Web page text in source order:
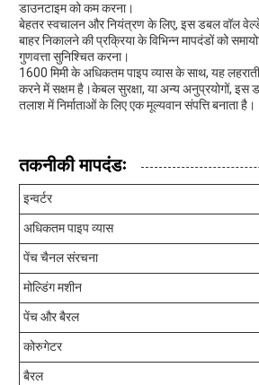
डाउनटाइम को कम करना।
बेहतर स्वचालन और नियंत्रण के लिए, इस डबल वॉल
बाहर निकालने की प्रक्रिया के विभिन्न मापदंडों को
गुणवत्ता सुनिश्चित करना।
1600 मिमी के अधिकतम पाइप व्यास के साथ, यह
करने में सक्षम है।केबल सुरक्षा, या अन्य अनुप्रयोगों, इस
तलाश में निर्माताओं के लिए एक मूल्यवान संपत्ति बनाता है।
तकनीकी मापदंडः
इन्वर्टर
अधिकतम पाइप व्यास
पेंच चैनल संरचना
मोल्डिंग मशीन
पेंच और बैरल
कोरुगेटर
बैरल